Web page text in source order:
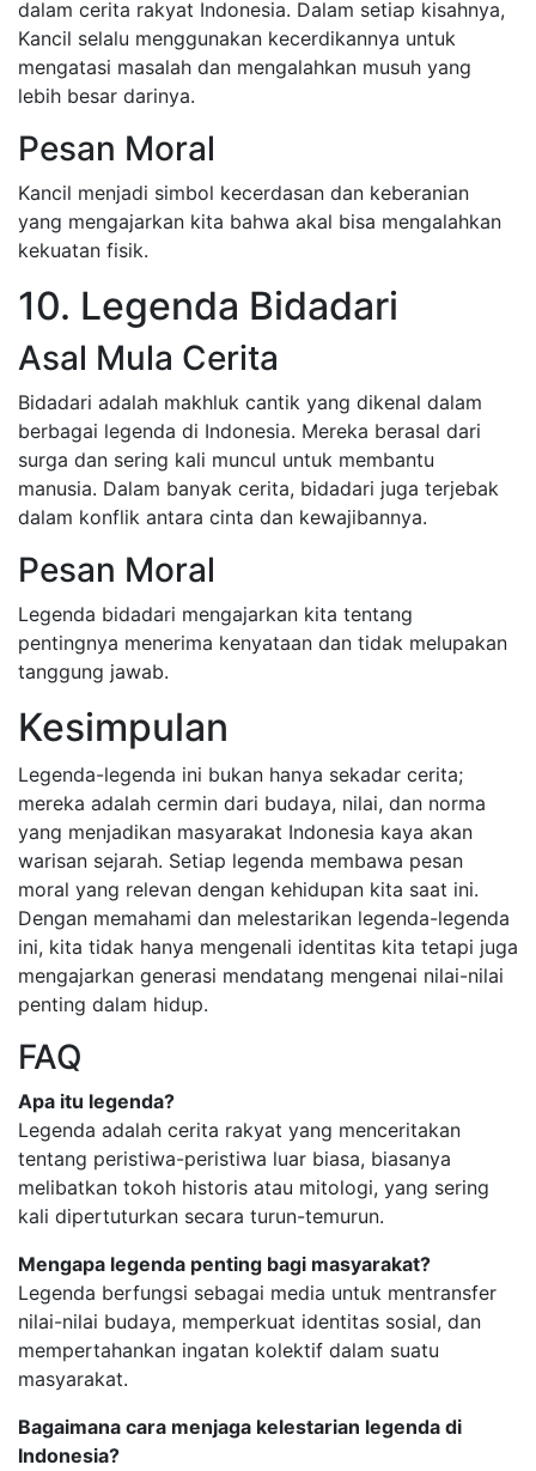
dalam cerita rakyat Indonesia. Dalam setiap kisahnya,
Kancil selalu menggunakan kecerdikannya untuk
mengatasi masalah dan mengalahkan musuh yang
lebih besar darinya.
Pesan Moral
Kancil menjadi simbol kecerdasan dan keberanian
yang mengajarkan kita bahwa akal bisa mengalahkan
kekuatan fisik.
10. Legenda Bidadari
Asal Mula Cerita
Bidadari adalah makhluk cantik yang dikenal dalam
berbagai legenda di Indonesia. Mereka berasal dari
surga dan sering kali muncul untuk membantu
manusia. Dalam banyak cerita, bidadari juga terjebak
dalam konflik antara cinta dan kewajibannya.
Pesan Moral
Legenda bidadari mengajarkan kita tentang
pentingnya menerima kenyataan dan tidak melupakan
tanggung jawab.
Kesimpulan
Legenda-legenda ini bukan hanya sekadar cerita;
mereka adalah cermin dari budaya, nilai, dan norma
yang menjadikan masyarakat Indonesia kaya akan
warisan sejarah. Setiap legenda membawa pesan
moral yang relevan dengan kehidupan kita saat ini.
Dengan memahami dan melestarikan legenda-legenda
ini, kita tidak hanya mengenali identitas kita tetapi juga
mengajarkan generasi mendatang mengenai nilai-nilai
penting dalam hidup.
FAQ
Apa itu legenda?
Legenda adalah cerita rakyat yang menceritakan
tentang peristiwa-peristiwa luar biasa, biasanya
melibatkan tokoh historis atau mitologi, yang sering
kali dipertuturkan secara turun-temurun.
Mengapa legenda penting bagi masyarakat?
Legenda berfungsi sebagai media untuk mentransfer
nilai-nilai budaya, memperkuat identitas sosial, dan
mempertahankan ingatan kolektif dalam suatu
masyarakat.
Bagaimana cara menjaga kelestarian legenda di
Indonesia?